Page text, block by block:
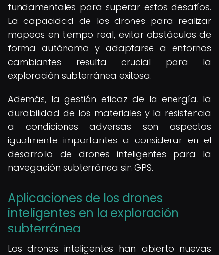
fundamentales para superar estos desafíos.
La capacidad de los drones para realizar
mapeos en tiempo real, evitar obstáculos de
forma autónoma y adaptarse a entornos
cambiantes resulta crucial para la
exploración subterránea exitosa.
Además, la gestión eficaz de la energía, la
durabilidad de los materiales y la resistencia
a condiciones adversas son aspectos
igualmente importantes a considerar en el
desarrollo de drones inteligentes para la
navegación subterránea sin GPS.
Aplicaciones de los drones
inteligentes en la exploración
subterránea
Los drones inteligentes han abierto nuevas